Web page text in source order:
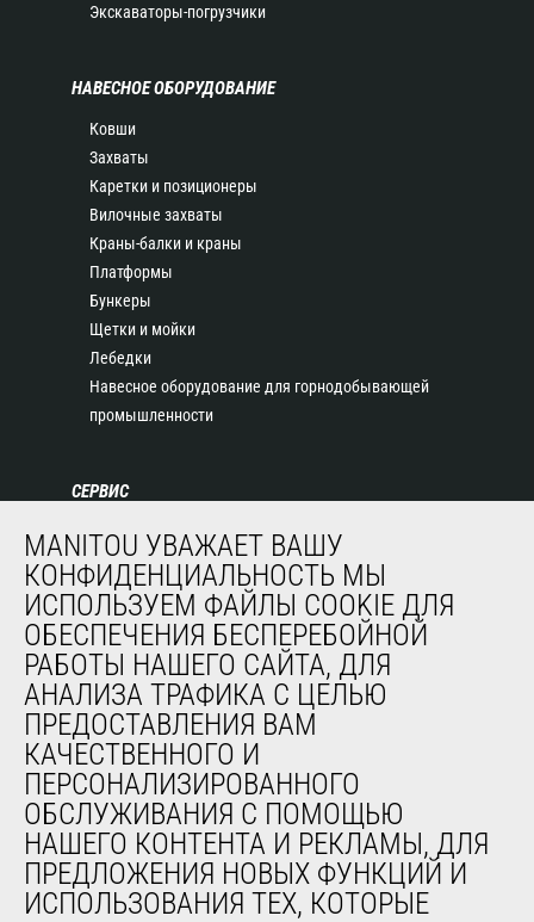
Экскаваторы-погрузчики
НАВЕСНОЕ ОБОРУДОВАНИЕ
Ковши
Захваты
Каретки и позиционеры
Вилочные захваты
Краны-балки и краны
Платформы
Бункеры
Щетки и мойки
Лебедки
Навесное оборудование для горнодобывающей
промышленности
СЕРВИС
Финансирование
Продленная гарантия
Контракты на техническое обслуживание
Запасные части
Система удаленного мониторинга
Программное обеспечение для диагностики и
обслуживания
Обучение
Подержанное оборудование
О НАС
Компания
Контакты
MANITOU УВАЖАЕТ ВАШУ
КОНФИДЕНЦИАЛЬНОСТЬ МЫ
ИСПОЛЬЗУЕМ ФАЙЛЫ COOKIE ДЛЯ
ОБЕСПЕЧЕНИЯ БЕСПЕРЕБОЙНОЙ
РАБОТЫ НАШЕГО САЙТА, ДЛЯ
АНАЛИЗА ТРАФИКА С ЦЕЛЬЮ
ПРЕДОСТАВЛЕНИЯ ВАМ
КАЧЕСТВЕННОГО И
ПЕРСОНАЛИЗИРОВАННОГО
ОБСЛУЖИВАНИЯ С ПОМОЩЬЮ
НАШЕГО КОНТЕНТА И РЕКЛАМЫ, ДЛЯ
ПРЕДЛОЖЕНИЯ НОВЫХ ФУНКЦИЙ И
ИСПОЛЬЗОВАНИЯ ТЕХ, КОТОРЫЕ